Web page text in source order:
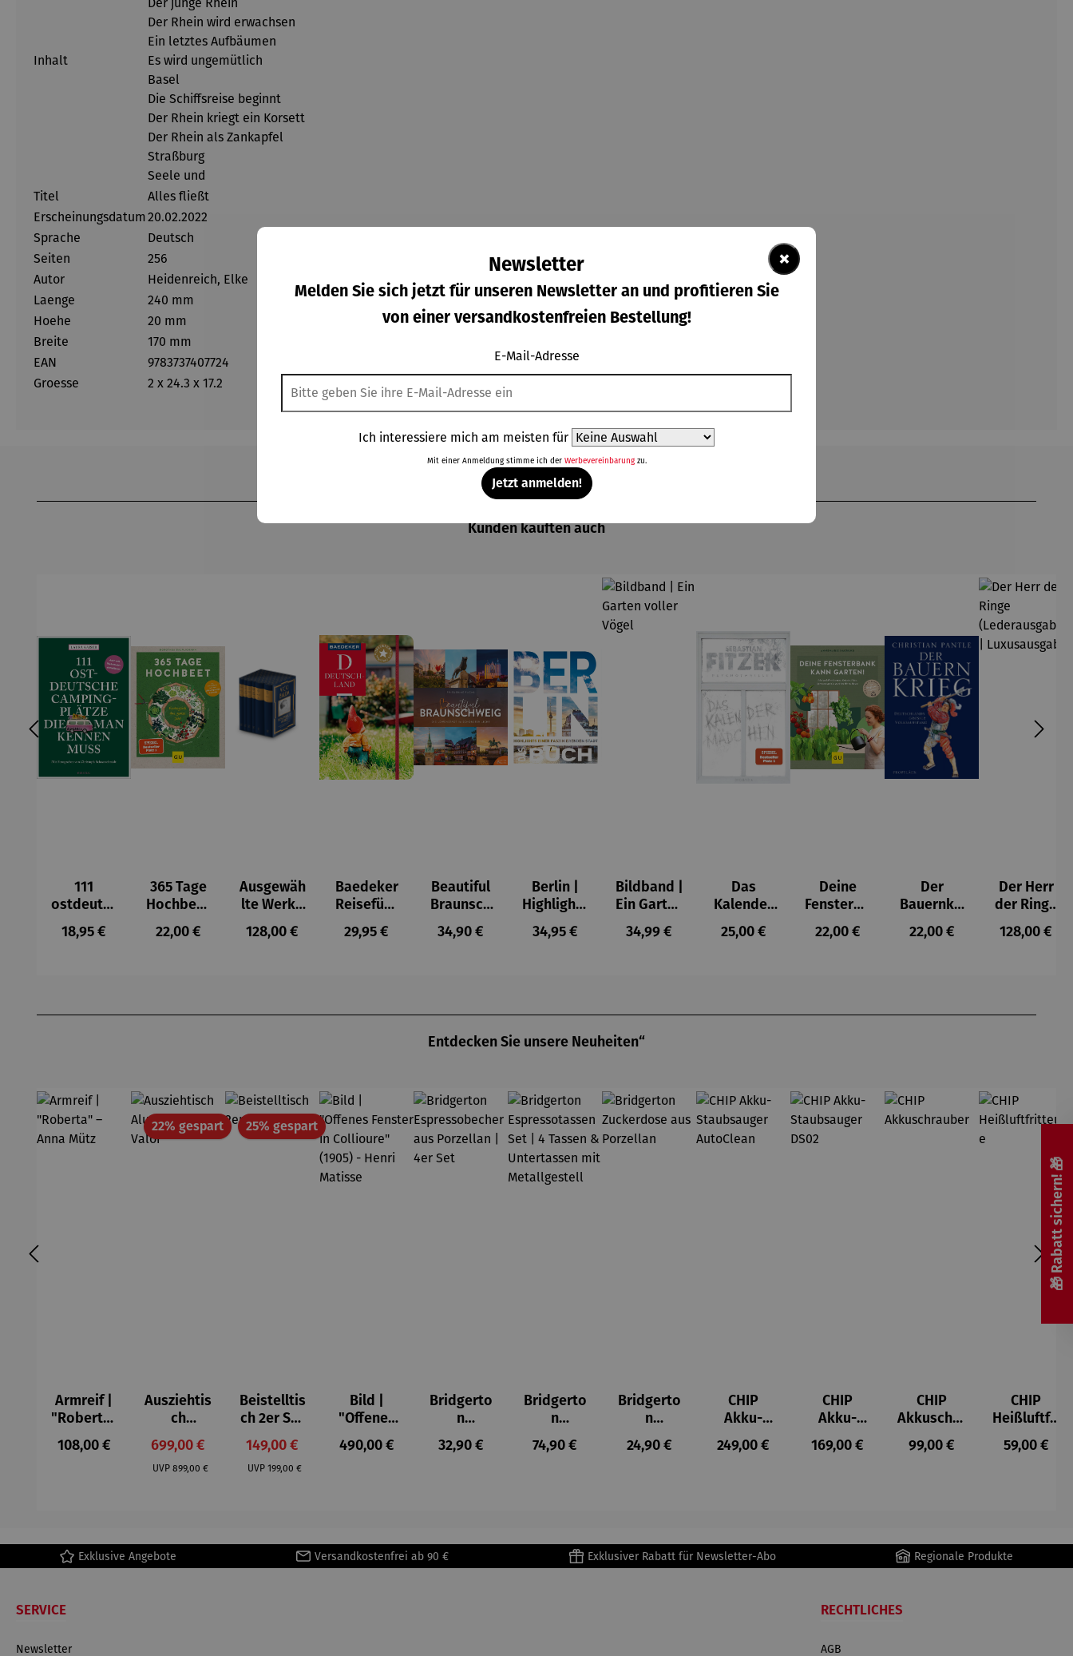
Inhalt
Der Rhein wird erwachsen
Ein letztes Aufbäumen
Es wird ungemütlich
Basel
Die Schiffsreise beginnt
Der Rhein kriegt ein Korsett
Der Rhein als Zankapfel
Straßburg
Seele und
Titel
Alles fließt
Erscheinungsdatum20.02.2022
Sprache
Deutsch
Seiten
256
Autor
Heidenreich, Elke
Laenge
240 mm
Hoehe
20 mm
Breite
170 mm
EAN
9783737407724
Groesse
2 x 24.3 x 17.2
Kunden kauften auch
111
ostdeutsc
Campingp
Regulärer Preis:
18,95 €
365 Tage
Hochbeet
Ernteglüc
k das
Regulärer Preis:
22,00 €
Ausgewäh
lte Werke
von Vicki
Baum
Regulärer Preis:
128,00 €
Baedeker
Reiseführ
Deutschla
Regulärer Preis:
29,95 €
Beautiful
Braunsch
weig | Die
Löwensta
Regulärer Preis:
34,90 €
Berlin |
Highlights
einer
fasziniere
Regulärer Preis:
34,95 €
Bildband |
Ein Garten
voller
Vögel
Regulärer Preis:
34,99 €
Das
Kalender
mädchen
Thriller
Regulärer Preis:
25,00 €
Deine
Fensterba
nk kann
Garten!
dir zu
Hause. Wir
mögen's
Regulärer Preis:
22,00 €
Der
Bauernkri
eg
Deutschla
Regulärer Preis:
22,00 €
Der Herr
der Ringe
(Lederaus
gabe) |
Regulärer
128,00 €
Entdecken Sie unsere Neuheiten“
Armreif |
"Roberta"
– Anna
Mütz
Regulärer Preis:
108,00 €
22% gespartRabatt
Ausziehtis
ch
Aluminium
– Valor
Verkaufspreis:
699,00 €
UVP Regulärer Preis:
899,00 €
25% gespartRabatt
Beistelltis
ch 2er Set
– Dalias
Verkaufspreis:
149,00 €
UVP Regulärer Preis:
199,00 €
Bild |
"Offenes
Fenster in
Collioure"
Regulärer Preis:
490,00 €
Bridgerto
n
Espresso
becher
Regulärer Preis:
32,90 €
Bridgerto
n
Espressot
assen Set
Metallges
Regulärer Preis:
74,90 €
Bridgerto
n
Zuckerdo
se aus
Regulärer Preis:
24,90 €
CHIP
Akku-
Staubsau
ger
Regulärer Preis:
249,00 €
CHIP
Akku-
Staubsau
ger DS02
Regulärer Preis:
169,00 €
CHIP
Akkuschra
uber
Regulärer Preis:
99,00 €
CHIP
Heißluftfri
tteuse
Regulärer
59,00 €
Exklusive Angebote Versandkostenfrei ab 90 € Exklusiver Rabatt für Newsletter-Abo Regionale Produkte
SERVICE
Newsletter
RECHTLICHES
AGB
🎁 Rabatt sichern! 🎁
×
Newsletter
Melden Sie sich jetzt für unseren Newsletter an und profitieren Sie
von einer versandkostenfreien Bestellung!
E-Mail-Adresse
Ich interessiere mich am meisten für
Mit einer Anmeldung stimme ich der Werbevereinbarungzu.
Jetzt anmelden!